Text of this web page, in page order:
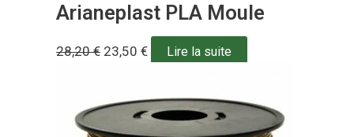
Arianeplast PLA Moule
28,20€ 23,50 € Lire la suite